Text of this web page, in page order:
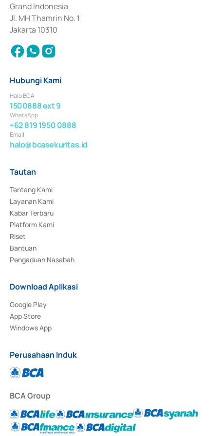
Grand Indonesia
Jl. MH Thamrin No. 1
Jakarta 10310
Hubungi Kami
Halo BCA
1500888 ext 9
WhatsApp
+62 819 1950 0888
Email
halo@bcasekuritas.id
Tautan
Tentang Kami
Layanan Kami
Kabar Terbaru
Platform Kami
Riset
Bantuan
Pengaduan Nasabah
Download Aplikasi
Google Play
App Store
Windows App
Perusahaan Induk
BCA Group